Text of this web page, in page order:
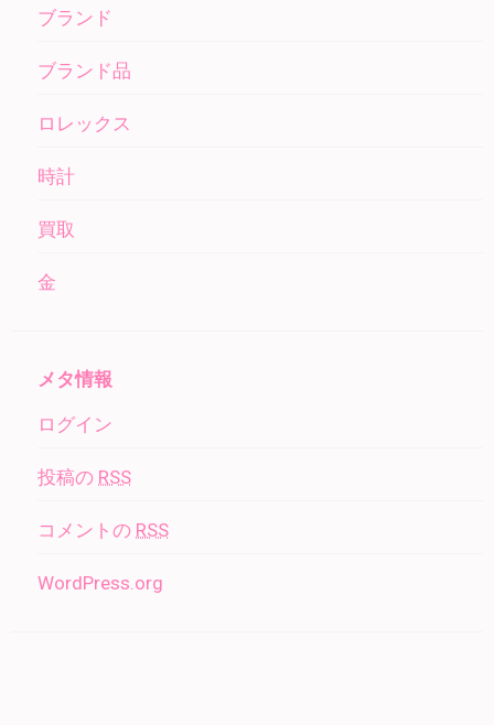
ブランド
ブランド品
ロレックス
時計
買取
金
メタ情報
ログイン
投稿の RSS
コメントの RSS
WordPress.org